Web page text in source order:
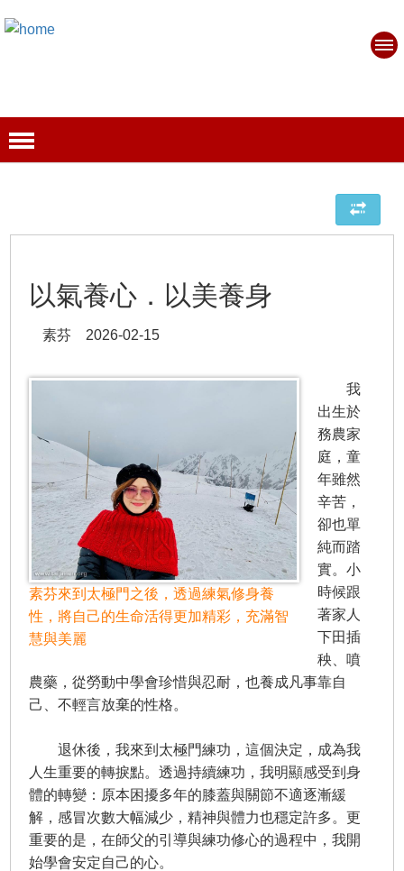
以氣養心．以美養身
素芬 2026-02-15
素芬來到太極門之後，透過練氣修身養
性，將自己的生命活得更加精彩，充滿智
慧與美麗
我
出生於
務農家
庭，童
年雖然
辛苦，
卻也單
純而踏
實。小
時候跟
著家人
下田插
秧、噴
農藥，從勞動中學會珍惜與忍耐，也養成凡事靠自
己、不輕言放棄的性格。
退休後，我來到太極門練功，這個決定，成為我
人生重要的轉捩點。透過持續練功，我明顯感受到身
體的轉變：原本困擾多年的膝蓋與關節不適逐漸緩
解，感冒次數大幅減少，精神與體力也穩定許多。更
重要的是，在師父的引導與練功修心的過程中，我開
始學會安定自己的心。